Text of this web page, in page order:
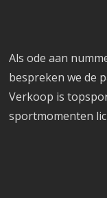
Als ode aan
bespreken we de
Verkoop is
sportmomenten